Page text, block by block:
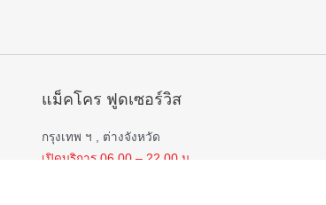
แม็คโคร ฟูดเซอร์วิส
กรุงเทพ ฯ , ต่างจังหวัด
เปิดบริการ 06.00 – 22.00 น.